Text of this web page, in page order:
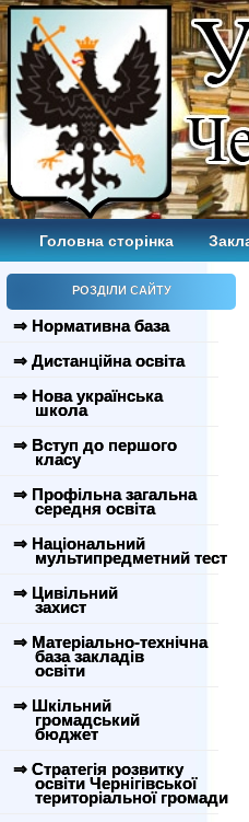
Головна сторінка
РОЗДІЛИ САЙТУ
⇒ Нормативна база
⇒ Дистанційна освіта
⇒ Нова українська
школа
⇒ Вступ до першого
класу
⇒ Профільна загальна
середня освіта
⇒ Національний
мультипредметний тест
⇒ Цивільний
захист
⇒ Матеріально-технічна
база закладів
освіти
⇒ Шкільний
громадський
бюджет
⇒ Стратегія розвитку
освіти Чернігівської
територіальної громади